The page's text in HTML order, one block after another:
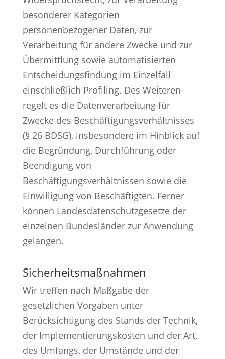
besonderer Kategorien
personenbezogener Daten, zur
Verarbeitung für andere Zwecke und zur
Übermittlung sowie automatisierten
Entscheidungsfindung im Einzelfall
einschließlich Profiling. Des Weiteren
regelt es die Datenverarbeitung für
Zwecke des Beschäftigungsverhältnisses
(§ 26 BDSG), insbesondere im Hinblick auf
die Begründung, Durchführung oder
Beendigung von
Beschäftigungsverhältnissen sowie die
Einwilligung von Beschäftigten. Ferner
können Landesdatenschutzgesetze der
einzelnen Bundesländer zur Anwendung
gelangen.
Sicherheitsmaßnahmen
Wir treffen nach Maßgabe der
gesetzlichen Vorgaben unter
Berücksichtigung des Stands der Technik,
der Implementierungskosten und der Art,
des Umfangs, der Umstände und der